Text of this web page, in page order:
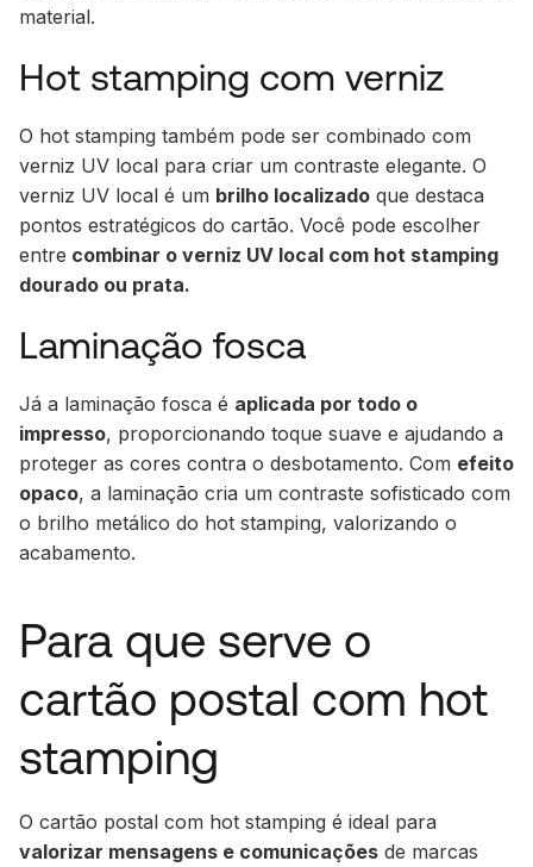
material.
Hot stamping com verniz
O hot stamping também pode ser combinado com
verniz UV local para criar um contraste elegante. O
verniz UV local é um brilho localizado que destaca
pontos estratégicos do cartão. Você pode escolher
entre combinar o verniz UV local com hot stamping
dourado ou prata.
Laminação fosca
Já a laminação fosca é aplicada por todo o
impresso, proporcionando toque suave e ajudando a
proteger as cores contra o desbotamento. Com efeito
opaco, a laminação cria um contraste sofisticado com
o brilho metálico do hot stamping, valorizando o
acabamento.
Para que serve o
cartão postal com hot
stamping
O cartão postal com hot stamping é ideal para
valorizar mensagens e comunicações de marcas